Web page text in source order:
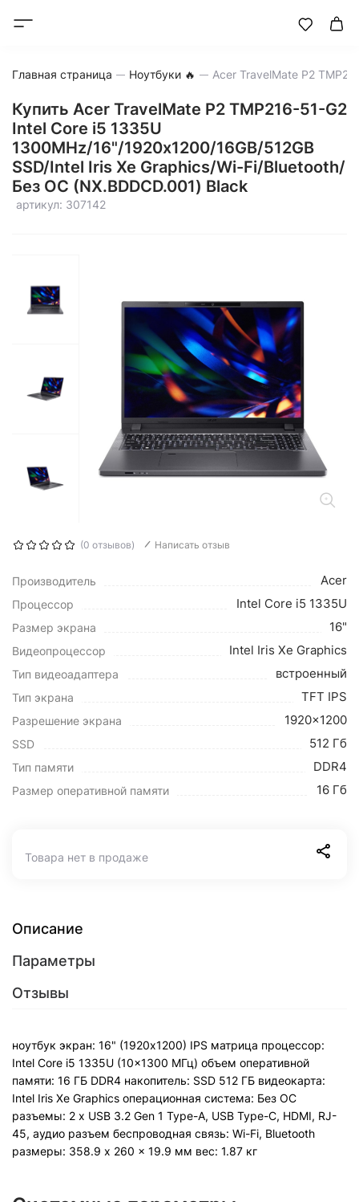
Главная страница Ноутбуки 🔥
Купить Acer TravelMate P2 TMP216-51-G2
Intel Core i5 1335U
1300MHz/16"/1920х1200/16GB/512GB
SSD/Intel Iris Xe Graphics/Wi-Fi/Bluetooth/
Без ОС (NX.BDDCD.001) Black
артикул: 307142
(0 отзывов) Написать отзыв
Производитель Acer
Процессор Intel Core i5 1335U
Размер экрана 16"
Видеопроцессор Intel Iris Xe Graphics
Тип видеоадаптера встроенный
Тип экрана TFT IPS
Разрешение экрана 1920x1200
SSD 512 Гб
Тип памяти DDR4
Размер оперативной памяти 16 Гб
Товара нет в продаже
Описание
Параметры
Отзывы
ноутбук экран: 16" (1920х1200) IPS матрица процессор:
Intel Core i5 1335U (10x1300 МГц) объем оперативной
памяти: 16 ГБ DDR4 накопитель: SSD 512 ГБ видеокарта:
Intel Iris Xe Graphics операционная система: Без ОС
разъемы: 2 x USB 3.2 Gen 1 Type-A, USB Type-C, HDMI, RJ-
45, аудио разъем беспроводная связь: Wi-Fi, Bluetooth
pазмеры: 358.9 x 260 x 19.9 мм вес: 1.87 кг